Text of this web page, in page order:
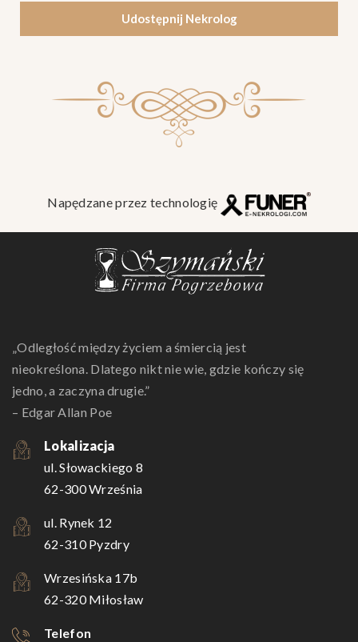
Udostępnij Nekrolog
Napędzane przez technologię
„Odległość między życiem a śmiercią jest
nieokreślona. Dlatego nikt nie wie, gdzie kończy się
jedno, a zaczyna drugie.”
– Edgar Allan Poe
Lokalizacja
ul. Słowackiego 8
62-300 Września
ul. Rynek 12
62-310 Pyzdry
Wrzesińska 17b
62-320 Miłosław
Telefon